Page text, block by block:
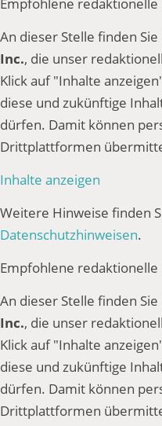
An dieser Stelle finden
Inc., die unser
Klick auf "Inhalte
diese und zukünftige
dürfen. Damit können
Drittplattformen
Inhalte anzeigen
Weitere Hinweise finden
Datenschutzhinweisen.
Empfohlene redaktionelle
An dieser Stelle finden
Inc., die unser
Klick auf "Inhalte
diese und zukünftige
dürfen. Damit können
Drittplattformen